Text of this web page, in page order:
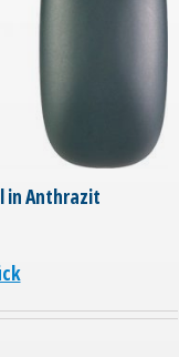
in Anthrazit